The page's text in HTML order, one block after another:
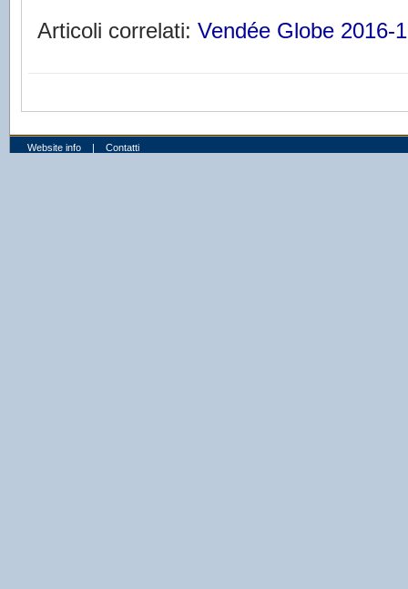
Articoli correlati: Vendée Globe 2016-
Website info | Contatti